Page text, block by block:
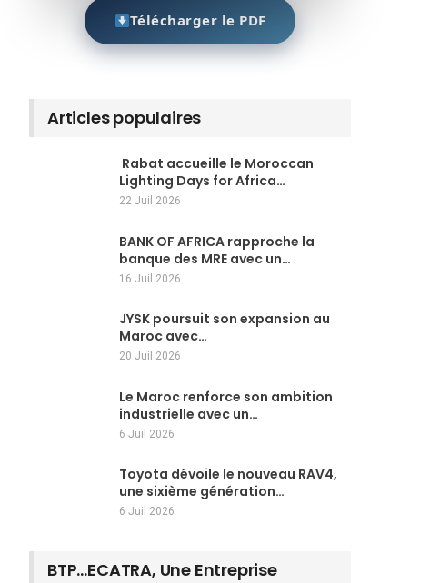
Télécharger le PDF
Articles populaires
Rabat accueille le Moroccan
Lighting Days for Africa…
22 Juil 2026
BANK OF AFRICA rapproche la
banque des MRE avec un…
16 Juil 2026
JYSK poursuit son expansion au
Maroc avec…
20 Juil 2026
Le Maroc renforce son ambition
industrielle avec un…
6 Juil 2026
Toyota dévoile le nouveau RAV4,
une sixième génération…
6 Juil 2026
BTP…ECATRA, Une Entreprise